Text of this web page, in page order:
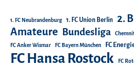
1. FC Neubrandenburg 1. FC Union Berlin 2.
Amateure Bundesliga
FC Anker Wismar FC Bayern München FC
FC Hansa Rostock FC